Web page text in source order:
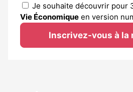
Je souhaite découvrir pour
Vie Économique en version
Inscrivez-vous à la